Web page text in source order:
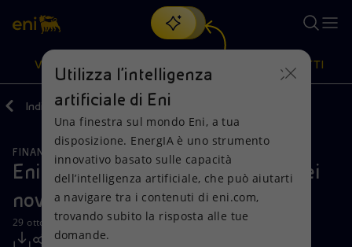
Cerca
scopri EnergIA, la nostra nuova soluzione di intelligenza
artificiale.
VISIONE
Visione
Mission e valori
Persone e Partnership
Azioni
Diversificazione energetica
Tecnologie per la transizione
PRODOTTI
Prodotti
Casa
Imprese
Indietro Media Comunicati Stampa
FINANZA, STRATEGIA E REPORT
Eni: risultati del terzo trimestre e dei
nove mesi 2021
29 ottobre 2021 - 07:45 CEST
Utilizza l'intelligenza
artificiale di Eni
Una finestra sul mondo Eni, a tua
disposizione. EnergIA è uno strumento
innovativo basato sulle capacità
dell’intelligenza artificiale, che può aiutarti
a navigare tra i contenuti di eni.com,
trovando subito la risposta alle tue
domande.